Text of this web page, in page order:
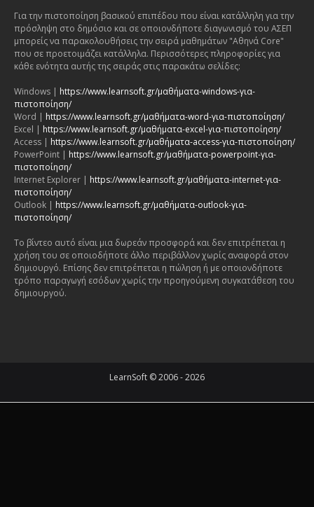
Για την πιστοποίηση βασικού επιπέδου που είναι κατάλληλη για την
πρόσληψη στο δημόσιο και σε οποιονδήποτε διαγωνισμό του ΑΣΕΠ
μπορείς να παρακολουθήσεις την σειρά μαθημάτων "Αθηνά Core"
που σε προετοιμάζει κατάλληλα. Περισσότερες πληροφορίες για
κάθε ενότητα αυτής της σειράς στις παρακάτω σελίδες:
Windows | https://www.learnsoft.gr/μαθήματα-windows-για-
πιστοποίηση/
Word | https://www.learnsoft.gr/μαθήματα-word-για-πιστοποίηση/
Excel | https://www.learnsoft.gr/μαθήματα-excel-για-πιστοποίηση/
Access | https://www.learnsoft.gr/μαθήματα-access-για-πιστοποίηση/
PowerPoint | https://www.learnsoft.gr/μαθήματα-powerpoint-για-
πιστοποίηση/
Internet Explorer | https://www.learnsoft.gr/μαθήματα-internet-για-
πιστοποίηση/
Outlook | https://www.learnsoft.gr/μαθήματα-outlook-για-
πιστοποίηση/
Το βίντεο αυτό είναι μια δωρεάν προσφορά και δεν επιτρέπεται η
χρήση του σε οποιοδήποτε άλλο περιβάλλον χωρίς αναφορά στον
δημιουργό. Επίσης δεν επιτρέπεται η πώληση ή με οποιονδήποτε
τρόπο παραγωγή εσόδων χωρίς την προηγούμενη συγκατάθεση του
δημιουργού.
LearnSoft © 2006 - 2026